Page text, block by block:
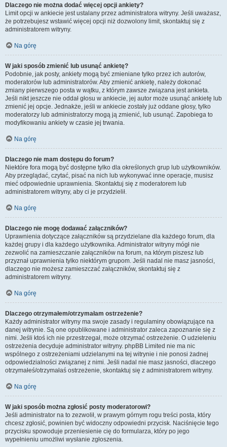
Dlaczego nie można dodać więcej opcji ankiety?
Limit opcji w ankiecie jest ustalany przez administratora witryny. Jeśli uważasz,
że potrzebujesz wstawić więcej opcji niż dozwolony limit, skontaktuj się z
administratorem witryny.
Na górę
W jaki sposób zmienić lub usunąć ankietę?
Podobnie, jak posty, ankiety mogą być zmieniane tylko przez ich autorów,
moderatorów lub administratorów. Aby zmienić ankietę, należy dokonać
zmiany pierwszego posta w wątku, z którym zawsze związana jest ankieta.
Jeśli nikt jeszcze nie oddał głosu w ankiecie, jej autor może usunąć ankietę lub
zmienić jej opcje. Jednakże, jeśli w ankiecie zostały już oddane głosy, tylko
moderatorzy lub administratorzy mogą ją zmienić, lub usunąć. Zapobiega to
modyfikowaniu ankiety w czasie jej trwania.
Na górę
Dlaczego nie mam dostępu do forum?
Niektóre fora mogą być dostępne tylko dla określonych grup lub użytkowników.
Aby przeglądać, czytać, pisać na nich lub wykonywać inne operacje, musisz
mieć odpowiednie uprawnienia. Skontaktuj się z moderatorem lub
administratorem witryny, aby ci je przydzielił.
Na górę
Dlaczego nie mogę dodawać załączników?
Uprawnienia dotyczące załączników są przydzielane dla każdego forum, dla
każdej grupy i dla każdego użytkownika. Administrator witryny mógł nie
zezwolić na zamieszczanie załączników na forum, na którym piszesz lub
przyznał uprawnienia tylko niektórym grupom. Jeśli nadal nie masz jasności,
dlaczego nie możesz zamieszczać załączników, skontaktuj się z
administratorem witryny.
Na górę
Dlaczego otrzymałem/otrzymałam ostrzeżenie?
Każdy administrator witryny ma swoje zasady i regulaminy obowiązujące na
danej witrynie. Są one opublikowane i administrator zaleca zapoznanie się z
nimi. Jeśli ktoś ich nie przestrzegał, może otrzymać ostrzeżenie. O udzieleniu
ostrzeżenia decyduje administrator witryny. phpBB Limited nie ma nic
wspólnego z ostrzeżeniami udzielanymi na tej witrynie i nie ponosi żadnej
odpowiedzialności związanej z nimi. Jeśli nadal nie masz jasności, dlaczego
otrzymałeś/otrzymałaś ostrzeżenie, skontaktuj się z administratorem witryny.
Na górę
W jaki sposób można zgłosić posty moderatorowi?
Jeśli administrator na to zezwolił, w prawym górnym rogu treści posta, który
chcesz zgłosić, powinien być widoczny odpowiedni przycisk. Naciśnięcie tego
przycisku spowoduje przeniesienie cię do formularza, który po jego
wypełnieniu umożliwi wysłanie zgłoszenia.